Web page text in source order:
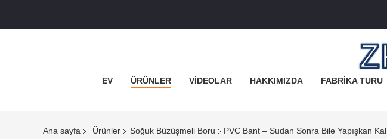
EV ÜRÜNLER VIDEOLAR HAKKIMIZDA FABRIKA TURU
Ana sayfa Ürünler Soğuk Büzüşmeli Boru PVC Bant – Sudan Sonra Bile Yapışkan